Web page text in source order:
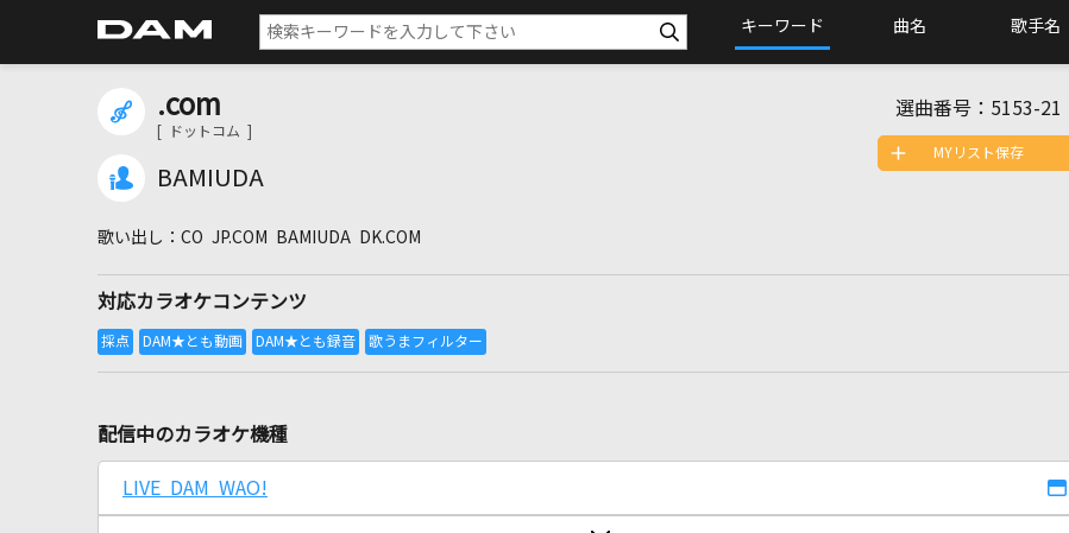
キーワード 曲名 歌手名
.com
[ ドットコム ]
BAMIUDA
選曲番号： 5153-21
CO JP.COM BAMIUDA DK.COM
対応カラオケコンテンツ
MYリスト保存
配信中のカラオケ機種
LIVE DAM WAO!